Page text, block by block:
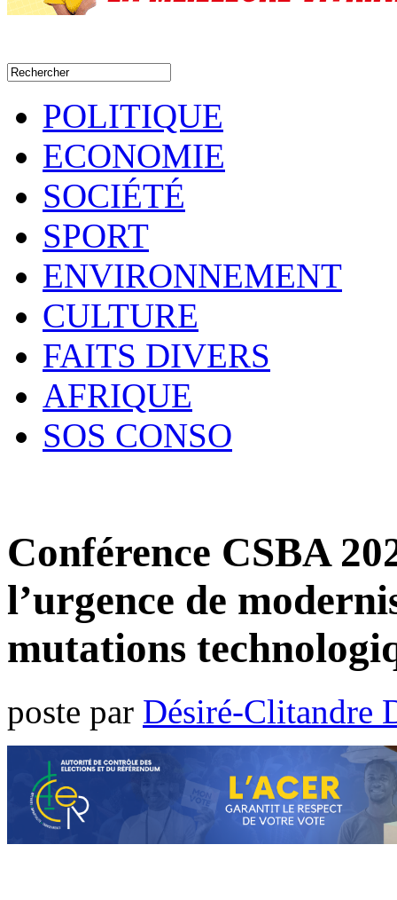
POLITIQUE
ECONOMIE
SOCIÉTÉ
SPORT
ENVIRONNEMENT
CULTURE
FAITS DIVERS
AFRIQUE
SOS CONSO
Conférence CSBA
l’urgence de
mutations
poste par Désiré-Clitandre